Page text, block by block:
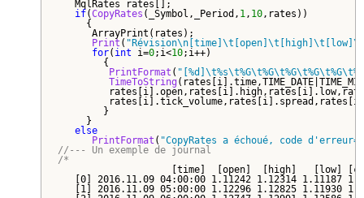
MqlRates rates[];
if(CopyRates (_Symbol,_Period, 1, 10,rates))
{
ArrayPrint(rates);
Print (
for( int i=0;i<10;i++)
{
PrintFormat (
TimeToString
}
}
else
PrintFormat ( "CopyRates a échoué, code
//--- Un exemple de journal
/*
[time]  [open]  [high]   [low] [close]
[0] 2016.11.09 04:00:00 1.11242 1.12314 1.11187
[1] 2016.11.09 05:00:00 1.12296 1.12825 1.11930